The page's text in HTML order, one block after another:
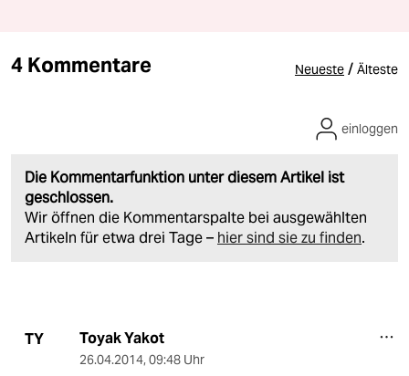
4 Kommentare Neueste / Älteste
Die Kommentarfunktion unter diesem Artikel ist
geschlossen.
Wir öffnen die Kommentarspalte bei ausgewählten
Artikeln für etwa drei Tage – hier sind sie zu finden.
einloggen
TY Toyak Yakot
26.04.2014, 09:48 Uhr